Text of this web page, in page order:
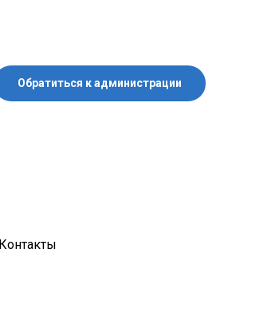
Обратиться к администрации
Контакты